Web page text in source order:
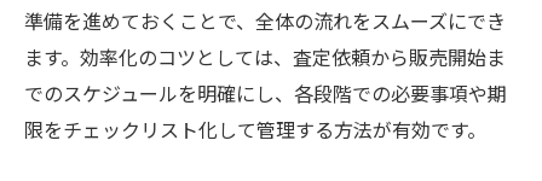
準備を進めておくことで、全体の流れをスムーズにでき
ます。効率化のコツとしては、査定依頼から販売開始ま
でのスケジュールを明確にし、各段階での必要事項や期
限をチェックリスト化して管理する方法が有効です。